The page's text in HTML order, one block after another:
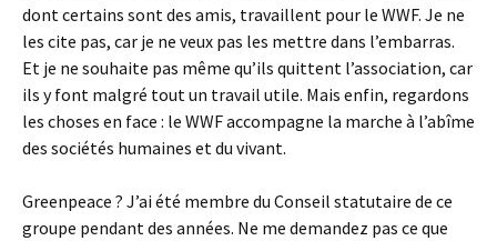
dont certains sont des amis, travaillent pour le WWF. Je ne
les cite pas, car je ne veux pas les mettre dans l’embarras.
Et je ne souhaite pas même qu’ils quittent l’association, car
ils y font malgré tout un travail utile. Mais enfin, regardons
les choses en face : le WWF accompagne la marche à l’abîme
des sociétés humaines et du vivant.
Greenpeace ? J’ai été membre du Conseil statutaire de ce
groupe pendant des années. Ne me demandez pas ce que